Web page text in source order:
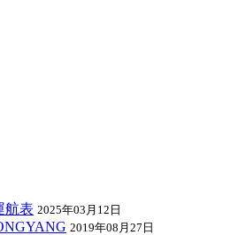
航表 2025年03月12日
2019年08月27日